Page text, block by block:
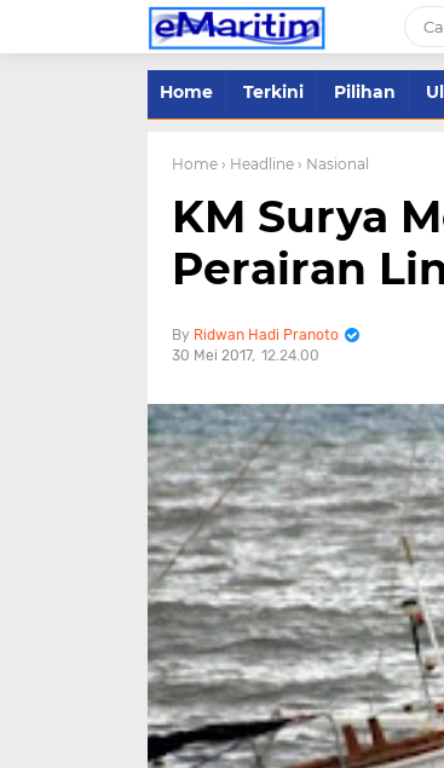
Home Terkini Pilihan
Home › Headline › Nasional
KM Surya
Perairan
Ridwan Hadi Pranoto
30 Mei 2017 12.24.00